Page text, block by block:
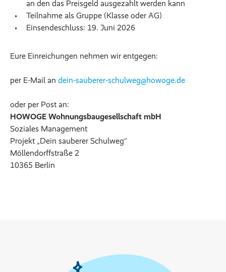
an den das Preisgeld ausgezahlt werden kann
Teilnahme als Gruppe (Klasse oder AG)
Einsendeschluss: 19. Juni 2026
Eure Einreichungen nehmen wir entgegen:
per E-Mail an dein-sauberer-schulweg@howoge.de
oder per Post an:
HOWOGE Wohnungsbaugesellschaft mbH
Soziales Management
Projekt „Dein sauberer Schulweg“
Möllendorffstraße 2
10365 Berlin